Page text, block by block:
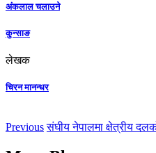
अंकलाल चलाउने
कुन्साङ
लेखक
चिरन मानन्धर
Previous संघीय नेपालमा क्षेत्रीय